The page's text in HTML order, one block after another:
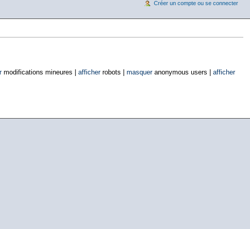
modifications mineures | afficherrobots | masqueranonymous users | afficher
Créer un compte ou se connecter